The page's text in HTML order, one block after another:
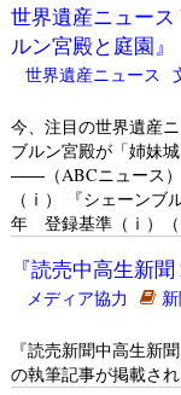
世界遺産ニュー
ルン宮殿と庭園』
世界遺産ニュース
今、注目の世界遺産
ブルン宮殿が「姉妹
――（ABCニュース
（ⅰ） 『シェーンブ
年 登録基準（ⅰ）（
『読売中高生新
メディア協力
『読売新聞中高生新
の執筆記事が掲載され